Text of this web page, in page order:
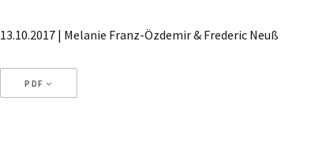
13.10.2017 | Melanie Franz-Özdemir & Frederic Neuß
PDF